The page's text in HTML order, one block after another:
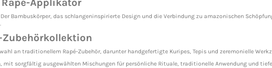
Applikator
Bambuskörper, das schlangeninspirierte Design und die Verbindung zu amazonischen
Zubehörkollektion
an traditionellem Rapé-Zubehör, darunter handgefertigte Kuripes, Tepis und zeremonielle
mit sorgfältig ausgewählten Mischungen für persönliche Rituale, traditionelle Anwendung und